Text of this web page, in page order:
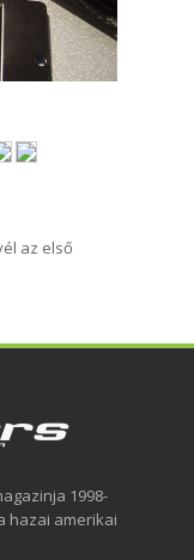
az első
1998-
hazai amerikai